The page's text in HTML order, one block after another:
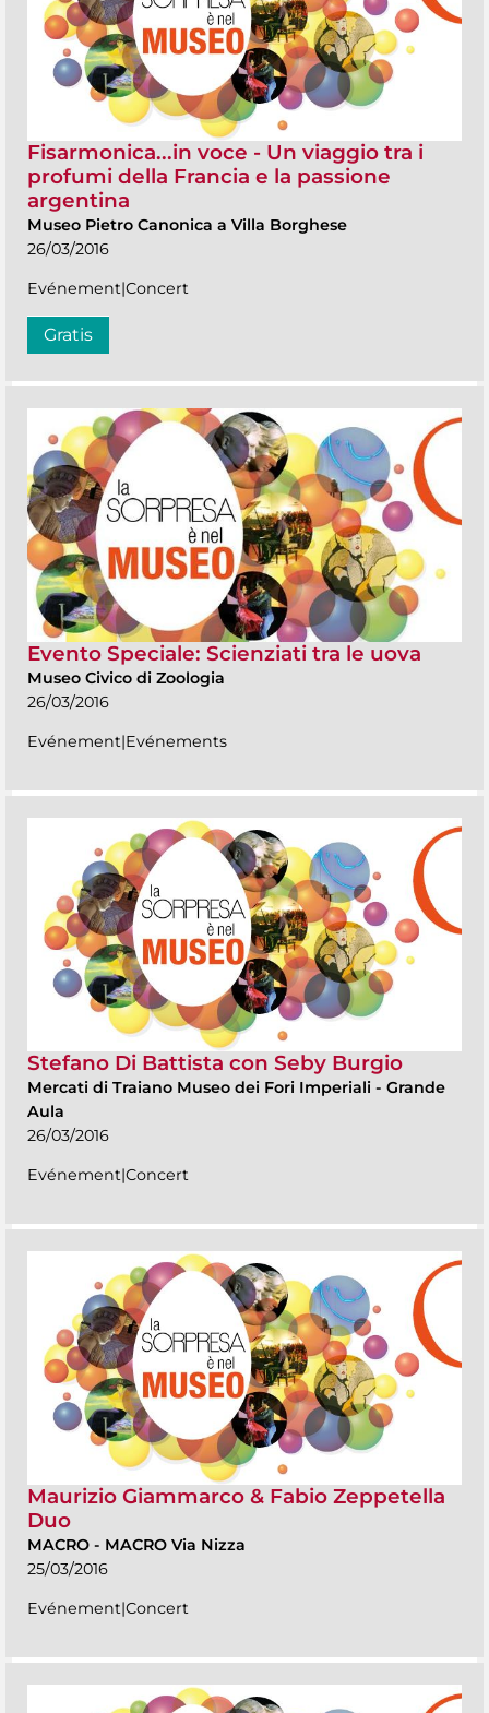
Fisarmonica...in voce - Un viaggio tra i
profumi della Francia e la passione
argentina
Museo Pietro Canonica a Villa Borghese
26/03/2016
Evénement|Concert
Gratis
Evento Speciale: Scienziati tra le uova
Museo Civico di Zoologia
26/03/2016
Evénement|Evénements
Stefano Di Battista con Seby Burgio
Mercati di Traiano Museo dei Fori Imperiali - Grande
Aula
26/03/2016
Evénement|Concert
Maurizio Giammarco & Fabio Zeppetella
Duo
MACRO - MACRO Via Nizza
25/03/2016
Evénement|Concert